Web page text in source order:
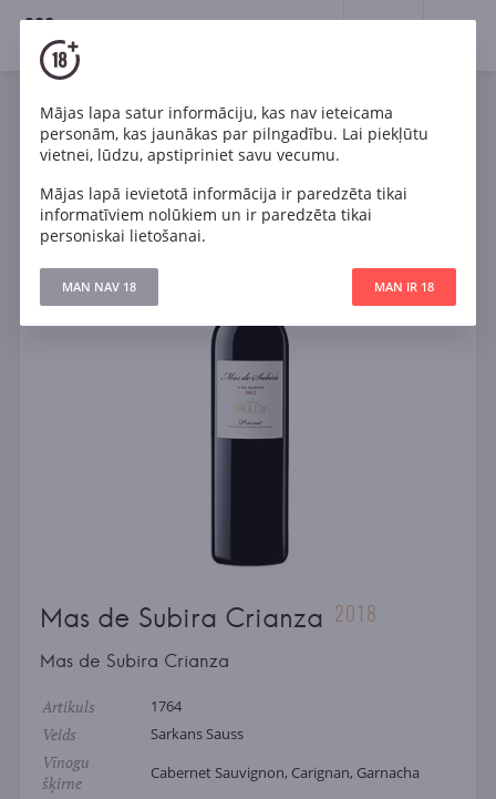
18+
Vīns Sarkans Sauss
Spānija
Mas de Subira Crianza
Mas de Subira Crianza 2018
Mas de Subira Crianza
Artikuls 1764
Veids Sarkans Sauss
Vīnogu
šķirne
Cabernet Sauvignon, Carignan, Garnacha
Mājas lapa satur informāciju, kas nav ieteicama
personām, kas jaunākas par pilngadību. Lai piekļūtu
vietnei, lūdzu, apstipriniet savu vecumu.
Mājas lapā ievietotā informācija ir paredzēta tikai
informatīviem nolūkiem un ir paredzēta tikai
personiskai lietošanai.
MAN NAV 18 MAN IR 18